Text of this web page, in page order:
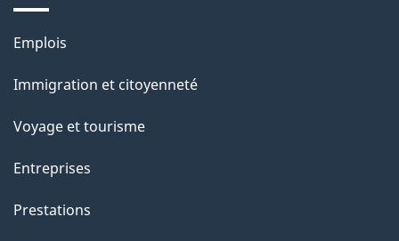
Thèmes
sujets
Emplois
Immigration et citoyenneté
Voyage et tourisme
Entreprises
Prestations